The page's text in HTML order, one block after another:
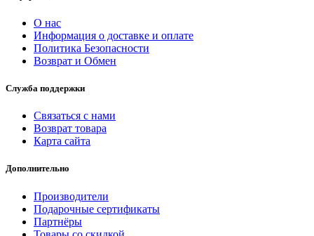
О нас
Информация о доставке и оплате
Политика Безопасности
Возврат и Обмен
Служба поддержки
Связаться с нами
Возврат товара
Карта сайта
Дополнительно
Производители
Подарочные сертификаты
Партнёры